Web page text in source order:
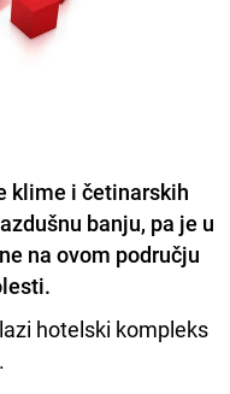
klime i četinarskih
banju, pa je u
na ovom području
hotelski kompleks